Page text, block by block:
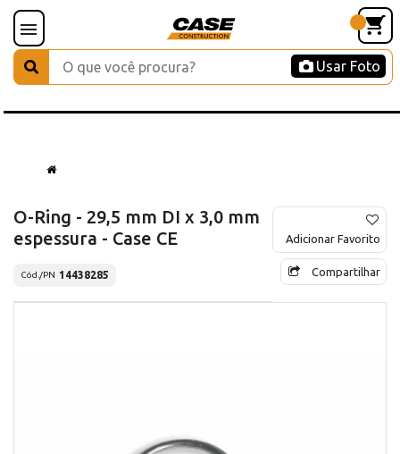
Usar Foto
O-Ring - 29,5 mm DI x 3,0 mm
espessura - Case CE
Cód./PN 14438285
Adicionar Favorito
Compartilhar